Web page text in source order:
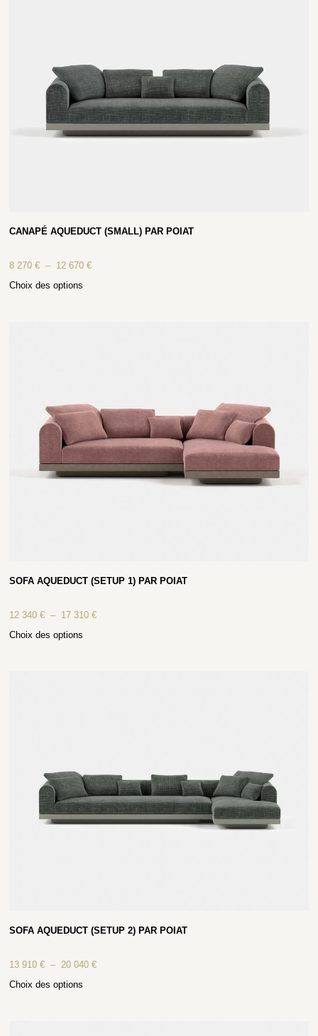
CANAPÉ AQUEDUCT (SMALL) PAR POIAT
8 270€ – 12 670€
Choix des options
SOFA AQUEDUCT (SETUP 1) PAR POIAT
12 340€ – 17 310€
Choix des options
SOFA AQUEDUCT (SETUP 2) PAR POIAT
13 910€ – 20 040€
Choix des options